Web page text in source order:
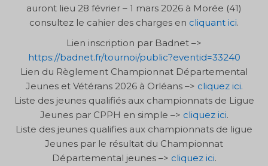
auront lieu 28 février – 1 mars 2026 à Morée (41)
consultez le cahier des charges en cliquant ici.
Lien inscription par Badnet –>
https://badnet.fr/tournoi/public?eventid=33240
Lien du Règlement Championnat Départemental
Jeunes et Vétérans 2026 à Orléans –> cliquez ici.
Liste des jeunes qualifiés aux championnats de Ligue
Jeunes par CPPH en simple –> cliquez ici.
Liste des jeunes qualifies aux championnats de ligue
Jeunes par le résultat du Championnat
Départemental jeunes –> cliquez ici.